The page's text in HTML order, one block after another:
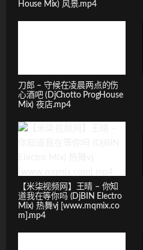
House Mix) 风景.mp4
刀郎 – 守候在凌晨两点的伤
心酒吧 (DjChotto ProgHouse
Mix) 夜店.mp4
【米柒视频网】王晴 – 你知
道我在等你吗 (DjBIN Electro
Mix) 热舞vj [www.mqmix.co
m].mp4